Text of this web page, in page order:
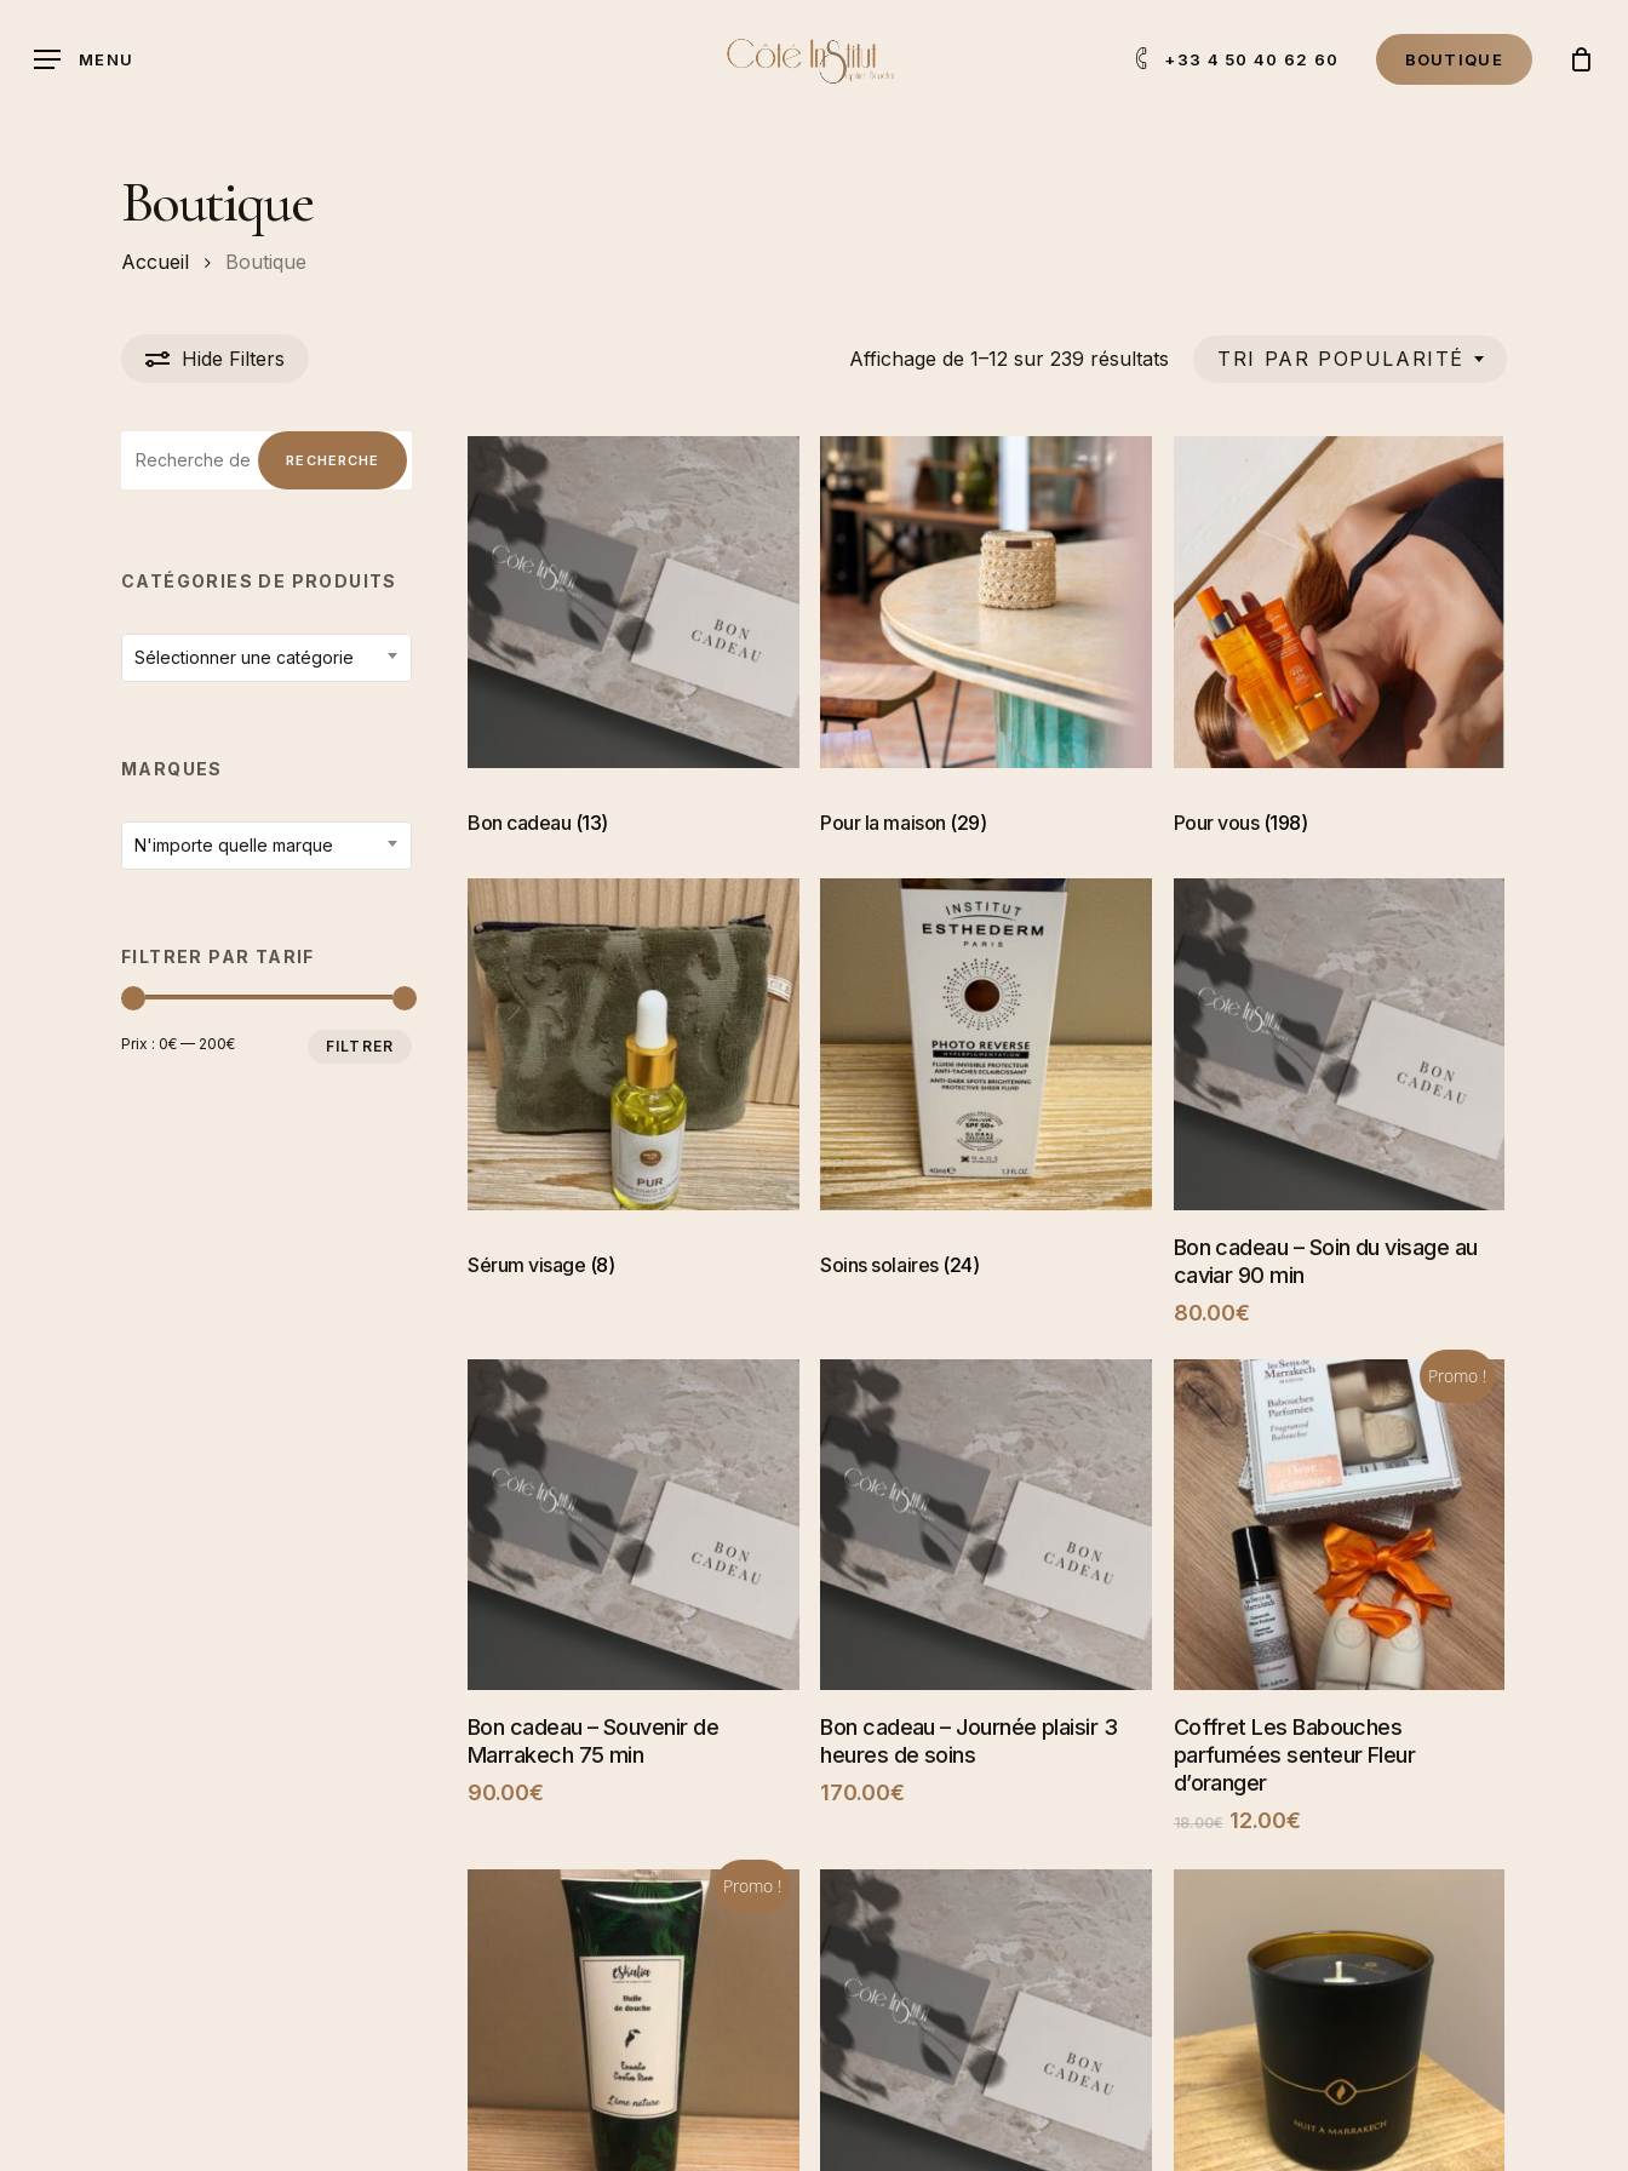
MENU +33 4 50 40 62 60 BOUT IQU E
Boutique
Accueil Boutique
Hide Filters Affichage de 1–12 sur 239 résultats TRI PAR POPULARITÉ
POUR :
RECHERCHE
CATÉGORIES DE PRODUITS
Sélectionner une catégorie
MARQUES
N'importe quelle marque
FILTRER PAR TARIF
FILTRER
Prix : 0€ — 200€
Bon cadeau (13) Pour la maison (29) Pour vous (198)
Sérum visage (8) Soins solaires (24)
SÉLECTIONNER
Bon cadeau – Soin du visage au
caviar 90 min
80.00€
SÉLECTIONNER
Bon cadeau – Souvenir de
Marrakech 75 min
90.00€
SÉLECTIONNER
Bon cadeau – Journée plaisir 3
heures de soins
170.00€
Promo !
AJOUTER AU PANIER
Coffret Les Babouches
parfumées senteur Fleur
d’oranger
18.00€ Le
initial
18.00€.
12.00€Le
actuel
12.00€.
Promo !